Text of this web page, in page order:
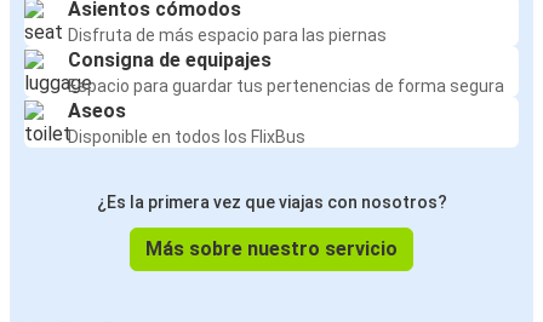
Asientos cómodos
Disfruta de más espacio para las piernas
Consigna de equipajes
Espacio para guardar tus pertenencias de forma segura
Aseos
Disponible en todos los FlixBus
¿Es la primera vez que viajas con nosotros?
Más sobre nuestro servicio